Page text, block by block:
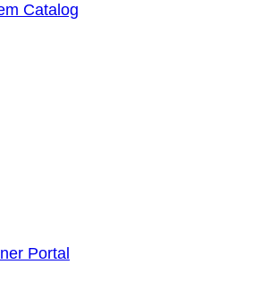
Catalog
Portal